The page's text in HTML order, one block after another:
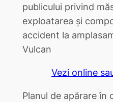
publicului privind
exploatarea și
accident la
Vulcan
Vezi online
Planul de apărare în